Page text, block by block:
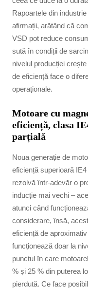
Rapoartele din
afirmații, arătând că
VSD pot reduce
sută în condiții de
nivelul producției
de eficiență face o
operaționale.
Motoare cu
eficiență, clasa
parțială
Noua generație de
eficiență superioară
rezolvă într-adevăr o
inducție mai vechi –
atunci când
considerare, însă,
eficiență de
funcționează doar la
punctul în care
% și 25 % din puterea
pierdută. Ce face